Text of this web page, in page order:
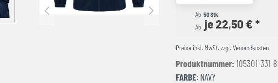
Ab 50 Stk.
Ab je 22,50 € *
Preise inkl. MwSt. zzgl. Versandkosten
Produktnummer: 105301-331-
FARBE: NAVY